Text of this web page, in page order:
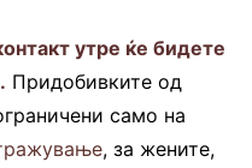
утре ќе бидете
Придобивките од
само на
, за жените,